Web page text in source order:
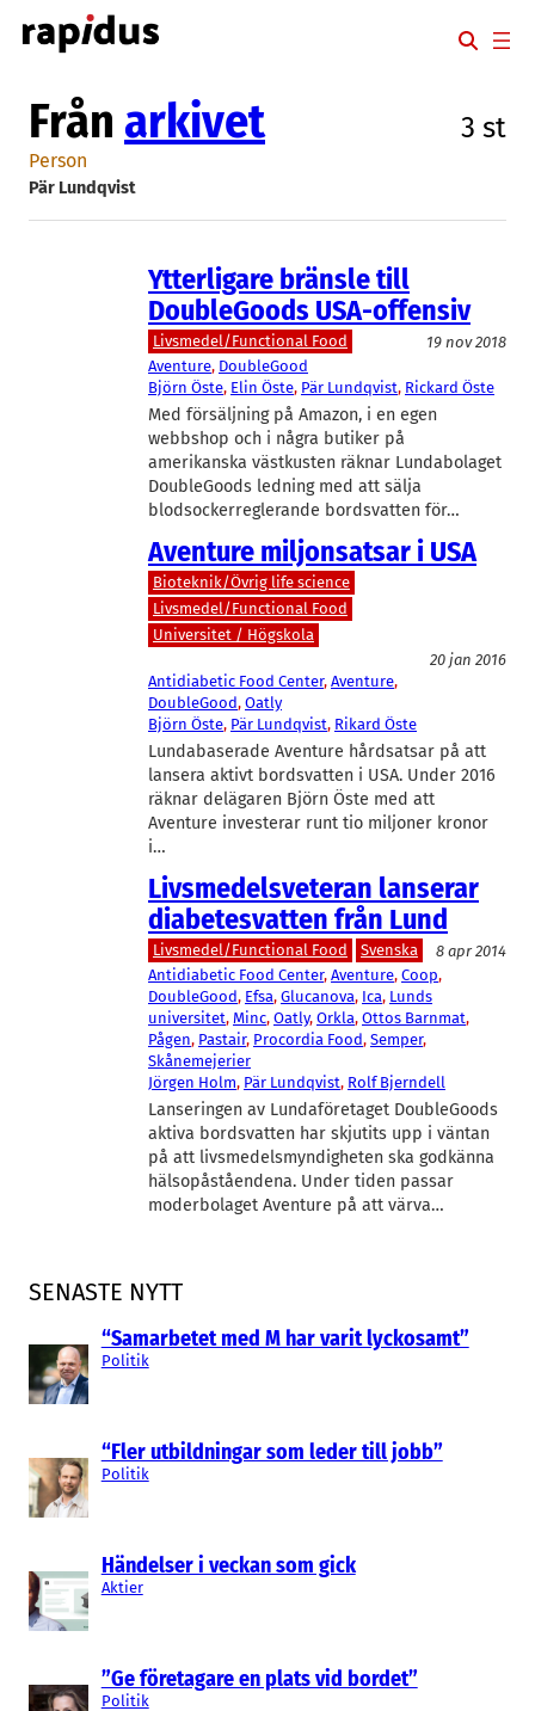
Hoppa
till
SENASTE NYTT
“Samarbetet med M har varit lyckosamt”
Politik
“Fler utbildningar som leder till jobb”
Politik
Händelser i veckan som gick
Aktier
”Ge företagare en plats vid bordet”
Politik
Från arkivet 3 st
Person
Pär Lundqvist
Ytterligare bränsle till
DoubleGoods USA-offensiv
Livsmedel/Functional Food
19 nov 2018
Aventure, DoubleGood
Björn Öste, Elin Öste, Pär Lundqvist, Rickard Öste
Med försäljning på Amazon, i en egen
webbshop och i några butiker på
amerikanska västkusten räknar Lundabolaget
DoubleGoods ledning med att sälja
blodsockerreglerande bordsvatten för…
Aventure miljonsatsar i USA
Bioteknik/Övrig life science
Livsmedel/Functional Food
Universitet / Högskola
20 jan 2016
Antidiabetic Food Center, Aventure
DoubleGood, Oatly
Björn Öste, Pär Lundqvist, Rikard Öste
Lundabaserade Aventure hårdsatsar på att
lansera aktivt bordsvatten i USA. Under 2016
räknar delägaren Björn Öste med att
Aventure investerar runt tio miljoner kronor
i…
Livsmedelsveteran lanserar
diabetesvatten från Lund
Livsmedel/Functional Food Svenska
8 apr 2014
Antidiabetic Food Center, Aventure, Coop
DoubleGood, Efsa, Glucanova, Ica, Lunds
universitet, Minc, Oatly, Orkla, Ottos Barnmat
Pågen, Pastair, Procordia Food, Semper
Skånemejerier
Jörgen Holm, Pär Lundqvist, Rolf Bjerndell
Lanseringen av Lundaföretaget DoubleGoods
aktiva bordsvatten har skjutits upp i väntan
på att livsmedelsmyndigheten ska godkänna
hälsopåståendena. Under tiden passar
moderbolaget Aventure på att värva…